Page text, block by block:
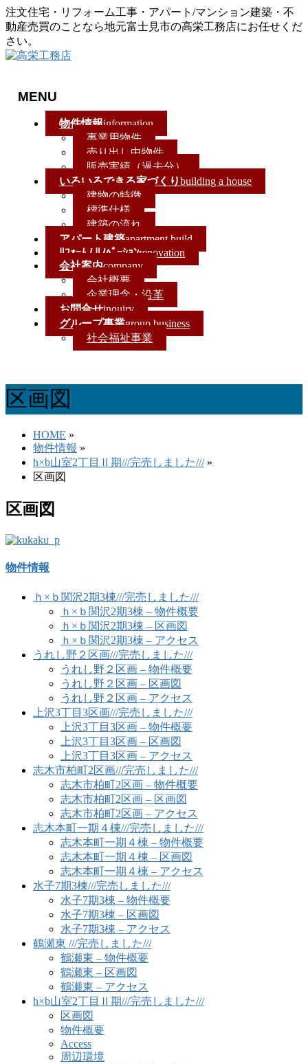
注文住宅・リフォーム工事・アパート/マンション建築・不
動産売買のことなら地元富士見市の高栄工務店にお任せくだ
さい。
MENU
物件情報information
事業用物件
売り出し中物件
販売実績（過去分）
いろいろできる家づくりbuilding a house
建物の特徴
標準仕様
建築の流れ
アパート建築apartment build
ﾘﾌｫｰﾑ / ﾘﾉﾍﾞｰｼｮﾝrenovation
会社案内company
会社概要
企業理念・沿革
お問合せinquiry
グループ事業group business
社会福祉事業
区画図
HOME »
物件情報 »
h×b山室2丁目Ⅱ期///完売しました///»
区画図
区画図
物件情報
ｈ×ｂ関沢2期3棟///完売しました///
ｈ×ｂ関沢2期3棟 – 物件概要
ｈ×ｂ関沢2期3棟 – 区画図
ｈ×ｂ関沢2期3棟 – アクセス
うれし野２区画///完売しました///
うれし野２区画 – 物件概要
うれし野２区画 – 区画図
うれし野２区画 – アクセス
上沢3丁目3区画///完売しました///
上沢3丁目3区画 – 物件概要
上沢3丁目3区画 – 区画図
上沢3丁目3区画 – アクセス
志木市柏町2区画///完売しました///
志木市柏町2区画 – 物件概要
志木市柏町2区画 – 区画図
志木市柏町2区画 – アクセス
志木本町一期４棟///完売しました///
志木本町一期４棟 – 物件概要
志木本町一期４棟 – 区画図
志木本町一期４棟 – アクセス
水子7期3棟///完売しました///
水子7期3棟 – 物件概要
水子7期3棟 – 区画図
水子7期3棟 – アクセス
鶴瀬東 ///完売しました///
鶴瀬東 – 物件概要
鶴瀬東 – 区画図
鶴瀬東 – アクセス
h×b山室2丁目Ⅱ期///完売しました///
区画図
物件概要
Access
周辺環境